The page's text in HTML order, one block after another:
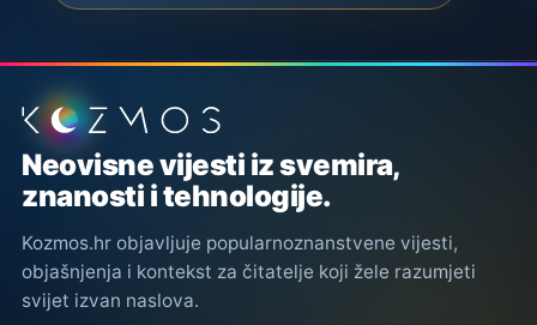
Podnožje stranice
Neovisne vijesti iz svemira,
znanosti i tehnologije.
Kozmos.hr objavljuje popularnoznanstvene vijesti,
objašnjenja i kontekst za čitatelje koji žele razumjeti
svijet izvan naslova.